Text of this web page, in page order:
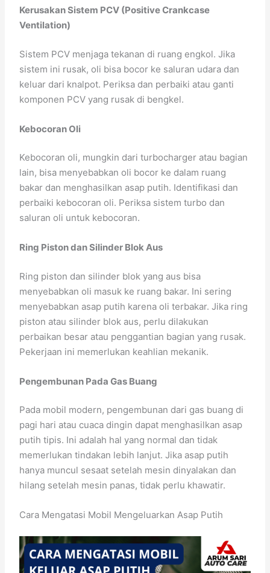
Kerusakan Sistem PCV (Positive Crankcase
Ventilation)
Sistem PCV menjaga tekanan di ruang engkol. Jika
sistem ini rusak, oli bisa bocor ke saluran udara dan
keluar dari knalpot. Periksa dan perbaiki atau ganti
komponen PCV yang rusak di bengkel.
Kebocoran Oli
Kebocoran oli, mungkin dari turbocharger atau bagian
lain, bisa menyebabkan oli bocor ke dalam ruang
bakar dan menghasilkan asap putih. Identifikasi dan
perbaiki kebocoran oli. Periksa sistem turbo dan
saluran oli untuk kebocoran.
Ring Piston dan Silinder Blok Aus
Ring piston dan silinder blok yang aus bisa
menyebabkan oli masuk ke ruang bakar. Ini sering
menyebabkan asap putih karena oli terbakar. Jika ring
piston atau silinder blok aus, perlu dilakukan
perbaikan besar atau penggantian bagian yang rusak.
Pekerjaan ini memerlukan keahlian mekanik.
Pengembunan Pada Gas Buang
Pada mobil modern, pengembunan dari gas buang di
pagi hari atau cuaca dingin dapat menghasilkan asap
putih tipis. Ini adalah hal yang normal dan tidak
memerlukan tindakan lebih lanjut. Jika asap putih
hanya muncul sesaat setelah mesin dinyalakan dan
hilang setelah mesin panas, tidak perlu khawatir.
Cara Mengatasi Mobil Mengeluarkan Asap Putih